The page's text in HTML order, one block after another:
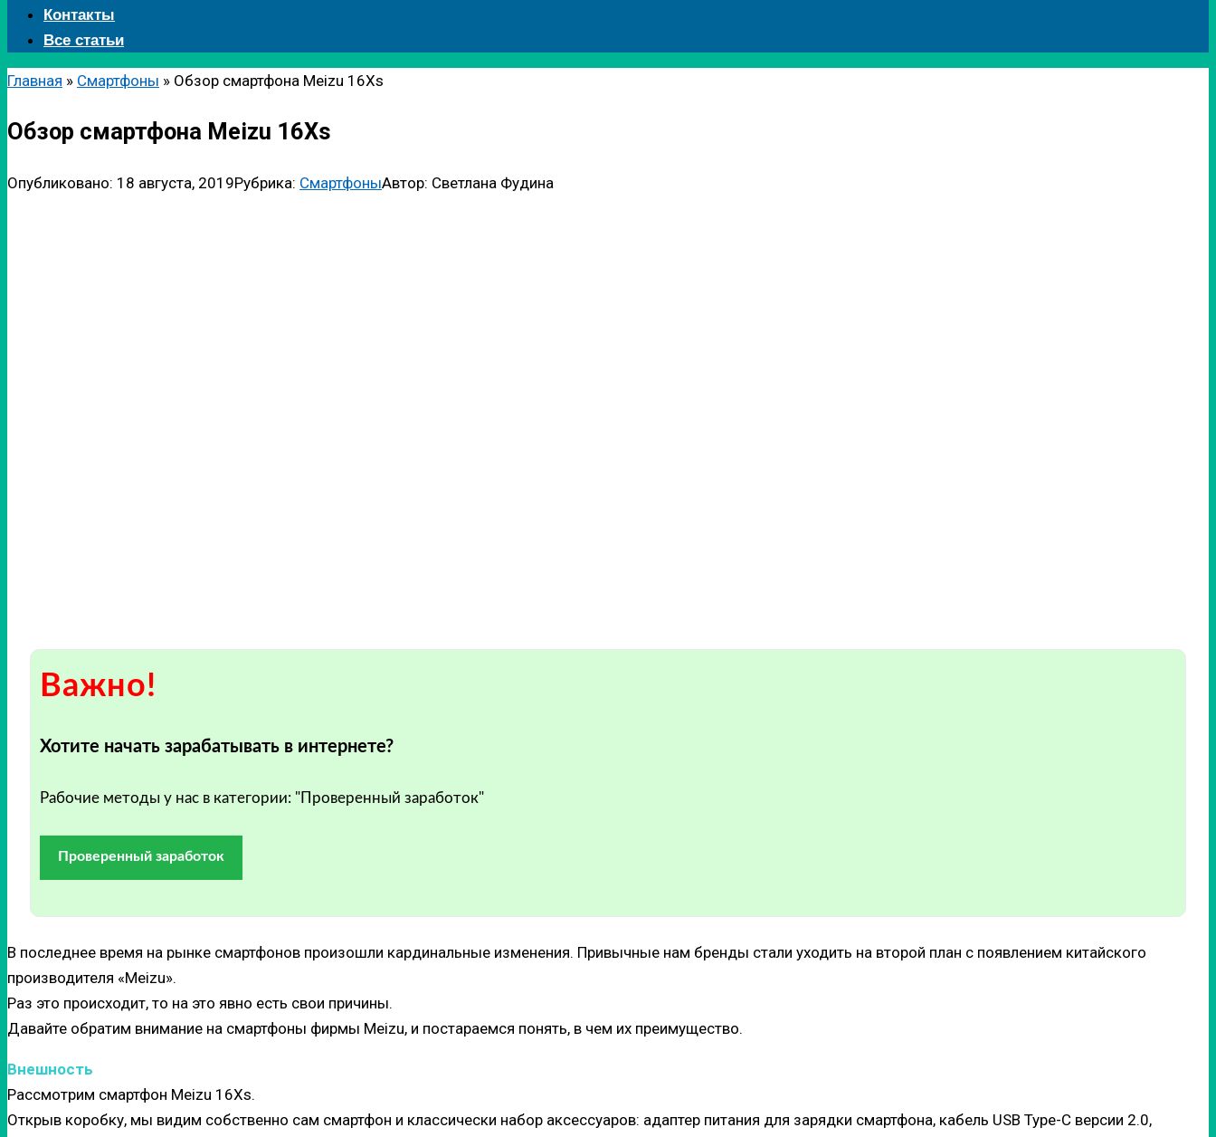
Контакты
Все статьи
Главная » Смартфоны » Обзор смартфона Meizu 16Xs
Обзор смартфона Meizu 16Xs
Опубликовано: 18 августа, 2019Рубрика: СмартфоныАвтор: Светлана Фудина
Важно!
Хотите начать зарабатывать в интернете?
Рабочие методы у нас в категории: "Проверенный заработок"
Проверенный заработок
В последнее время на рынке смартфонов произошли кардинальные изменения. Привычные нам бренды стали уходить на второй план с появлением китайского
производителя «Meizu».
Раз это происходит, то на это явно есть свои причины.
Давайте обратим внимание на смартфоны фирмы Meizu, и постараемся понять, в чем их преимущество.
Внешность
Рассмотрим смартфон Meizu 16Xs.
Открыв коробку, мы видим собственно сам смартфон и классически набор аксессуаров: адаптер питания для зарядки смартфона, кабель USB Type-C версии 2.0,